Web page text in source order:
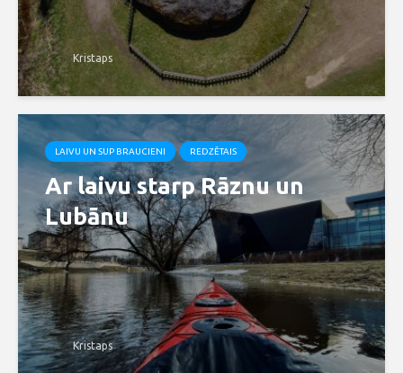
Kristaps
LAIVU UN SUP BRAUCIENI REDZĒTAIS
Ar laivu starp Rāznu un
Lubānu
Kristaps